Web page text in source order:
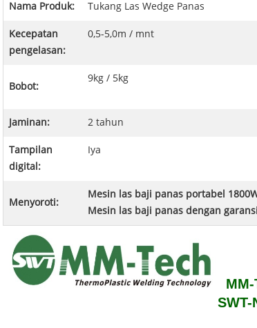
Nama Produk: Tukang Las Wedge Panas
Kecepatan
pengelasan:
0,5-5,0m / mnt
Bobot:
9kg / 5kg
Jaminan: 2 tahun
Tampilan
digital:
Iya
Menyoroti:
Mesin las baji panas portabel
Mesin las baji panas dengan garansi
SWT-